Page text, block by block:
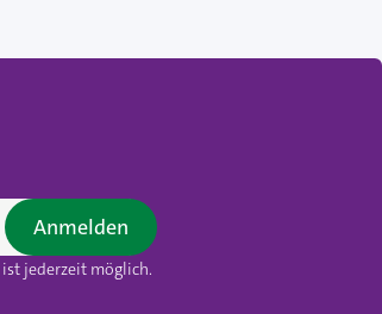
jederzeit möglich.
Anmelden